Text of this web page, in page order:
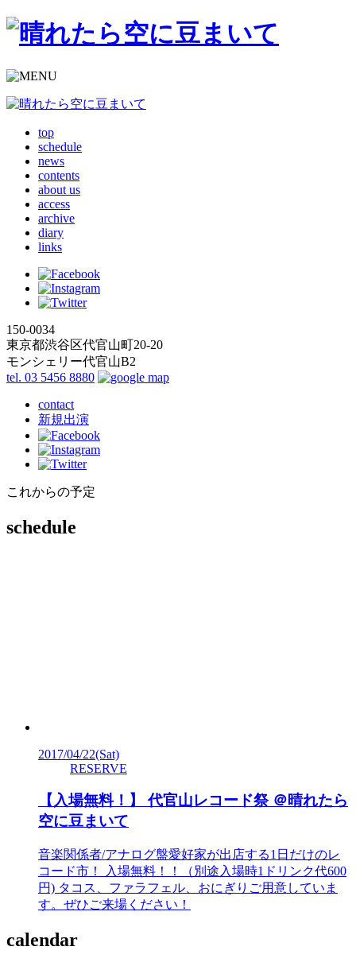
top
schedule
news
contents
about us
access
archive
diary
links
150-0034
東京都渋谷区代官山町20-20
モンシェリー代官山B2
tel. 03 5456 8880
contact
新規出演
これからの予定
schedule
2017/04/22(Sat)
RESERVE
【入場無料！】 代官山レコード祭 ＠晴れたら
空に豆まいて
音楽関係者/アナログ盤愛好家が出店する1日だけのレ
コード市！ 入場無料！！（別途入場時1ドリンク代600
円) タコス、ファラフェル、おにぎりご用意していま
す。ぜひご来場ください！
calendar